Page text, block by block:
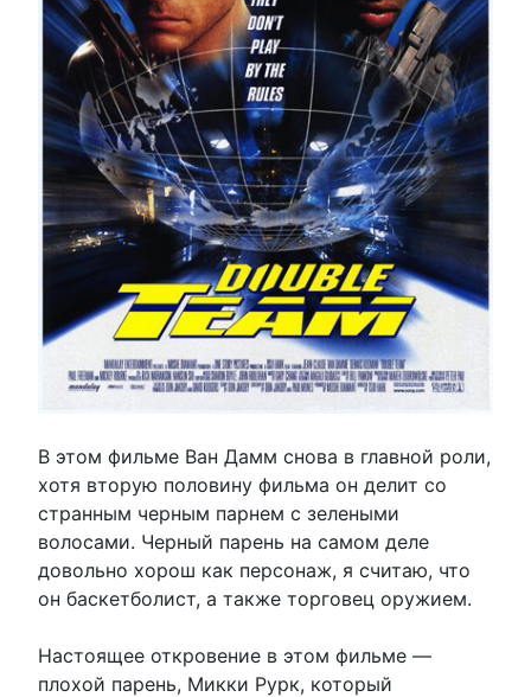
В этом фильме Ван Дамм снова в главной роли,
хотя вторую половину фильма он делит со
странным черным парнем с зелеными
волосами. Черный парень на самом деле
довольно хорош как персонаж, я считаю, что
он баскетболист, а также торговец оружием.
Настоящее откровение в этом фильме —
плохой парень, Микки Рурк, который